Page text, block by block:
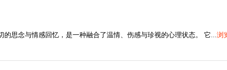
思念与情感回忆，是一种融合了温情、伤感与珍视的心理状态。 它...浏